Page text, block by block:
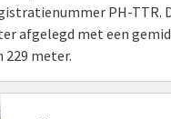
PH-TTR.
afgelegd met een
meter.